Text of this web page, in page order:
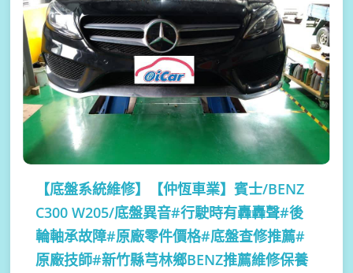
【底盤系統維修】
【仲恆車業】賓士/BENZ
C300 W205/底盤異音#行駛時有轟轟聲#後
輪軸承故障#原廠零件價格#底盤查修推薦#
原廠技師#新竹縣芎林鄉BENZ推薦維修保養